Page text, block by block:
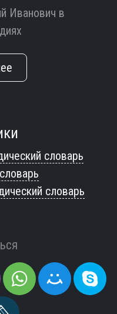
Иванович в
словарь
словарь